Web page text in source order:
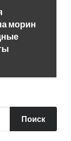
морин
Поиск